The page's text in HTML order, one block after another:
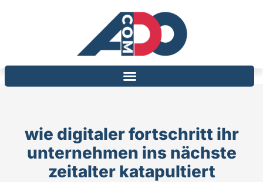
wie digitaler fortschritt ihr
unternehmen ins nächste
zeitalter katapultiert